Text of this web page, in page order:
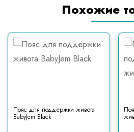
Похожие
Пояс для поддержки живота
BabyJem Black